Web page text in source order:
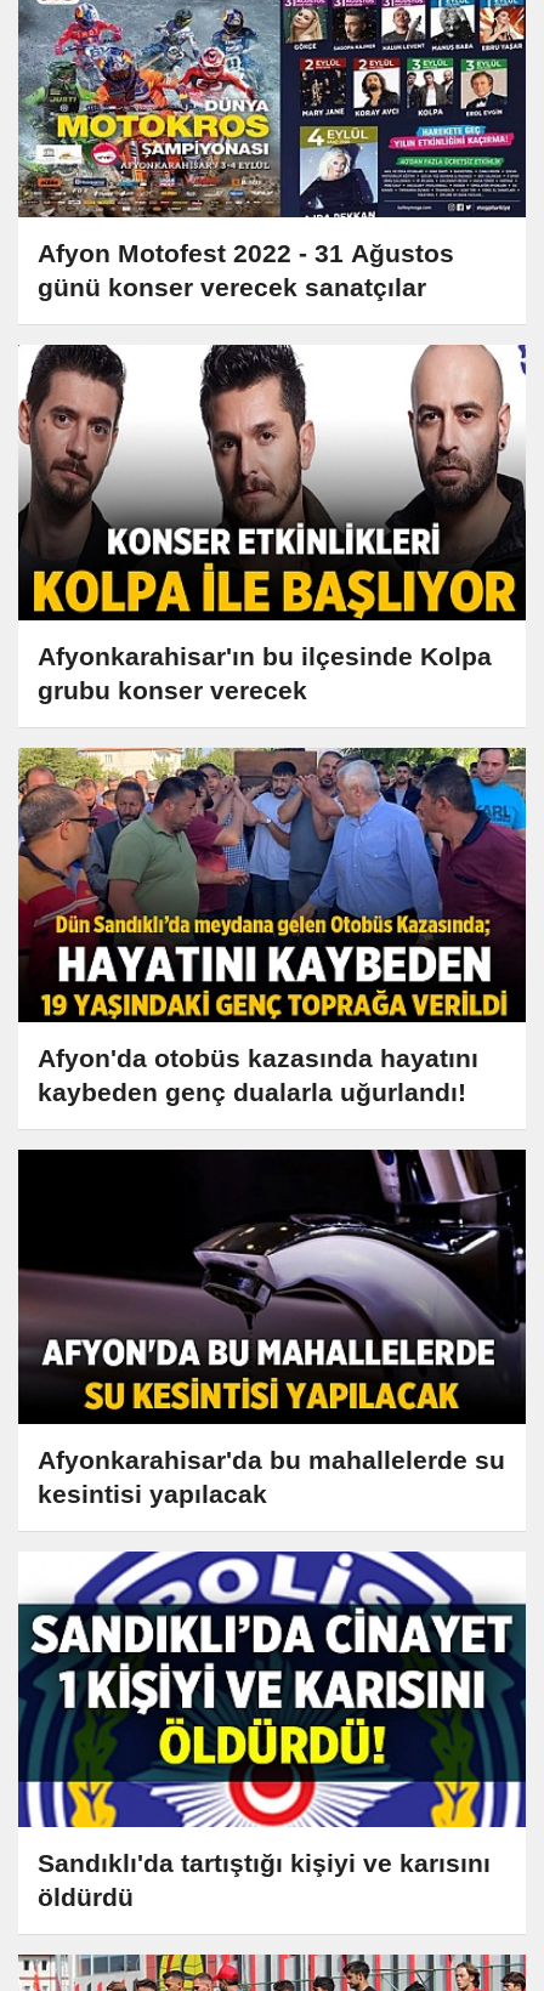
Afyon Motofest 2022 - 31 Ağustos
günü konser verecek sanatçılar
Afyonkarahisar'ın bu ilçesinde Kolpa
grubu konser verecek
Afyon'da otobüs kazasında hayatını
kaybeden genç dualarla uğurlandı!
Afyonkarahisar'da bu mahallelerde su
kesintisi yapılacak
Sandıklı'da tartıştığı kişiyi ve karısını
öldürdü